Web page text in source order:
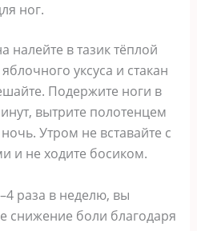
ног.
налейте в тазик тёплой
уксуса и стакан
Подержите ноги в
вытрите полотенцем
Утром не вставайте с
и не ходите босиком.
раза в неделю, вы
снижение боли благодаря